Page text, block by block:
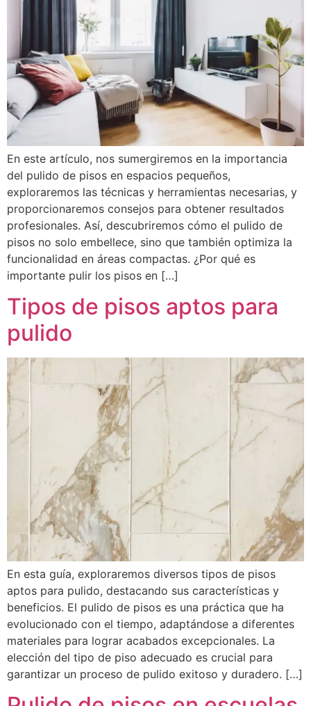
En este artículo, nos sumergiremos en la importancia
del pulido de pisos en espacios pequeños,
exploraremos las técnicas y herramientas necesarias, y
proporcionaremos consejos para obtener resultados
profesionales. Así, descubriremos cómo el pulido de
pisos no solo embellece, sino que también optimiza la
funcionalidad en áreas compactas. ¿Por qué es
importante pulir los pisos en […]
Tipos de pisos aptos para
pulido
En esta guía, exploraremos diversos tipos de pisos
aptos para pulido, destacando sus características y
beneficios. El pulido de pisos es una práctica que ha
evolucionado con el tiempo, adaptándose a diferentes
materiales para lograr acabados excepcionales. La
elección del tipo de piso adecuado es crucial para
garantizar un proceso de pulido exitoso y duradero. […]